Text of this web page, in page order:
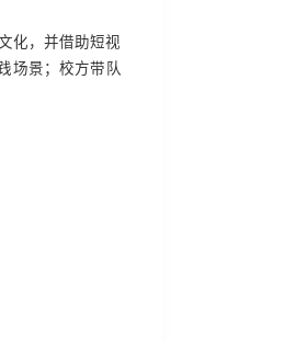
化，并借助短视
场景；校方带队